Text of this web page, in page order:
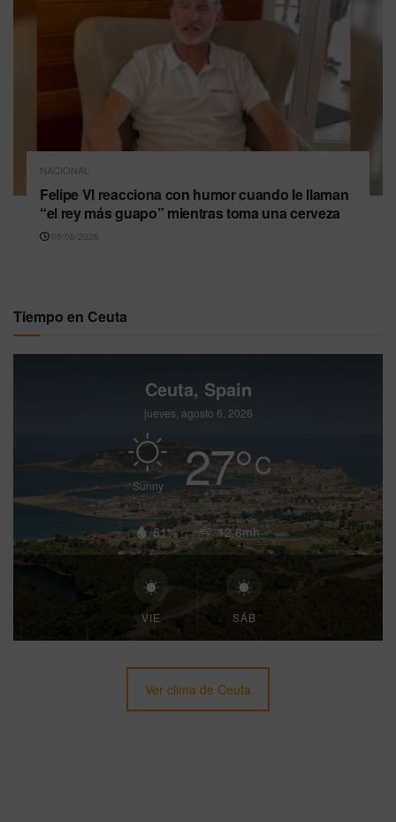
NACIONAL
Felipe VI reacciona con humor cuando le llaman
“el rey más guapo” mientras toma una cerveza
06/08/2026
Tiempo en Ceuta
Ceuta, Spain
jueves, agosto 6, 2026
Sunny 27°C
61% 12.6mh
VIE SÁB
Ver clima de Ceuta